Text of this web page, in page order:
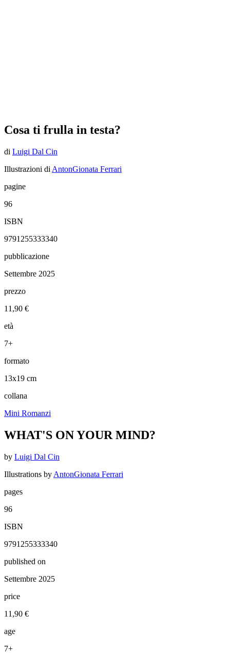
Cosa ti frulla in testa?
di Luigi Dal Cin
Illustrazioni di AntonGionata Ferrari
pagine
96
ISBN
9791255333340
pubblicazione
Settembre 2025
prezzo
11,90 €
età
7+
formato
13x19 cm
collana
Mini Romanzi
WHAT'S ON YOUR MIND?
by Luigi Dal Cin
Illustrations by AntonGionata Ferrari
pages
96
ISBN
9791255333340
published on
Settembre 2025
price
11,90 €
age
7+